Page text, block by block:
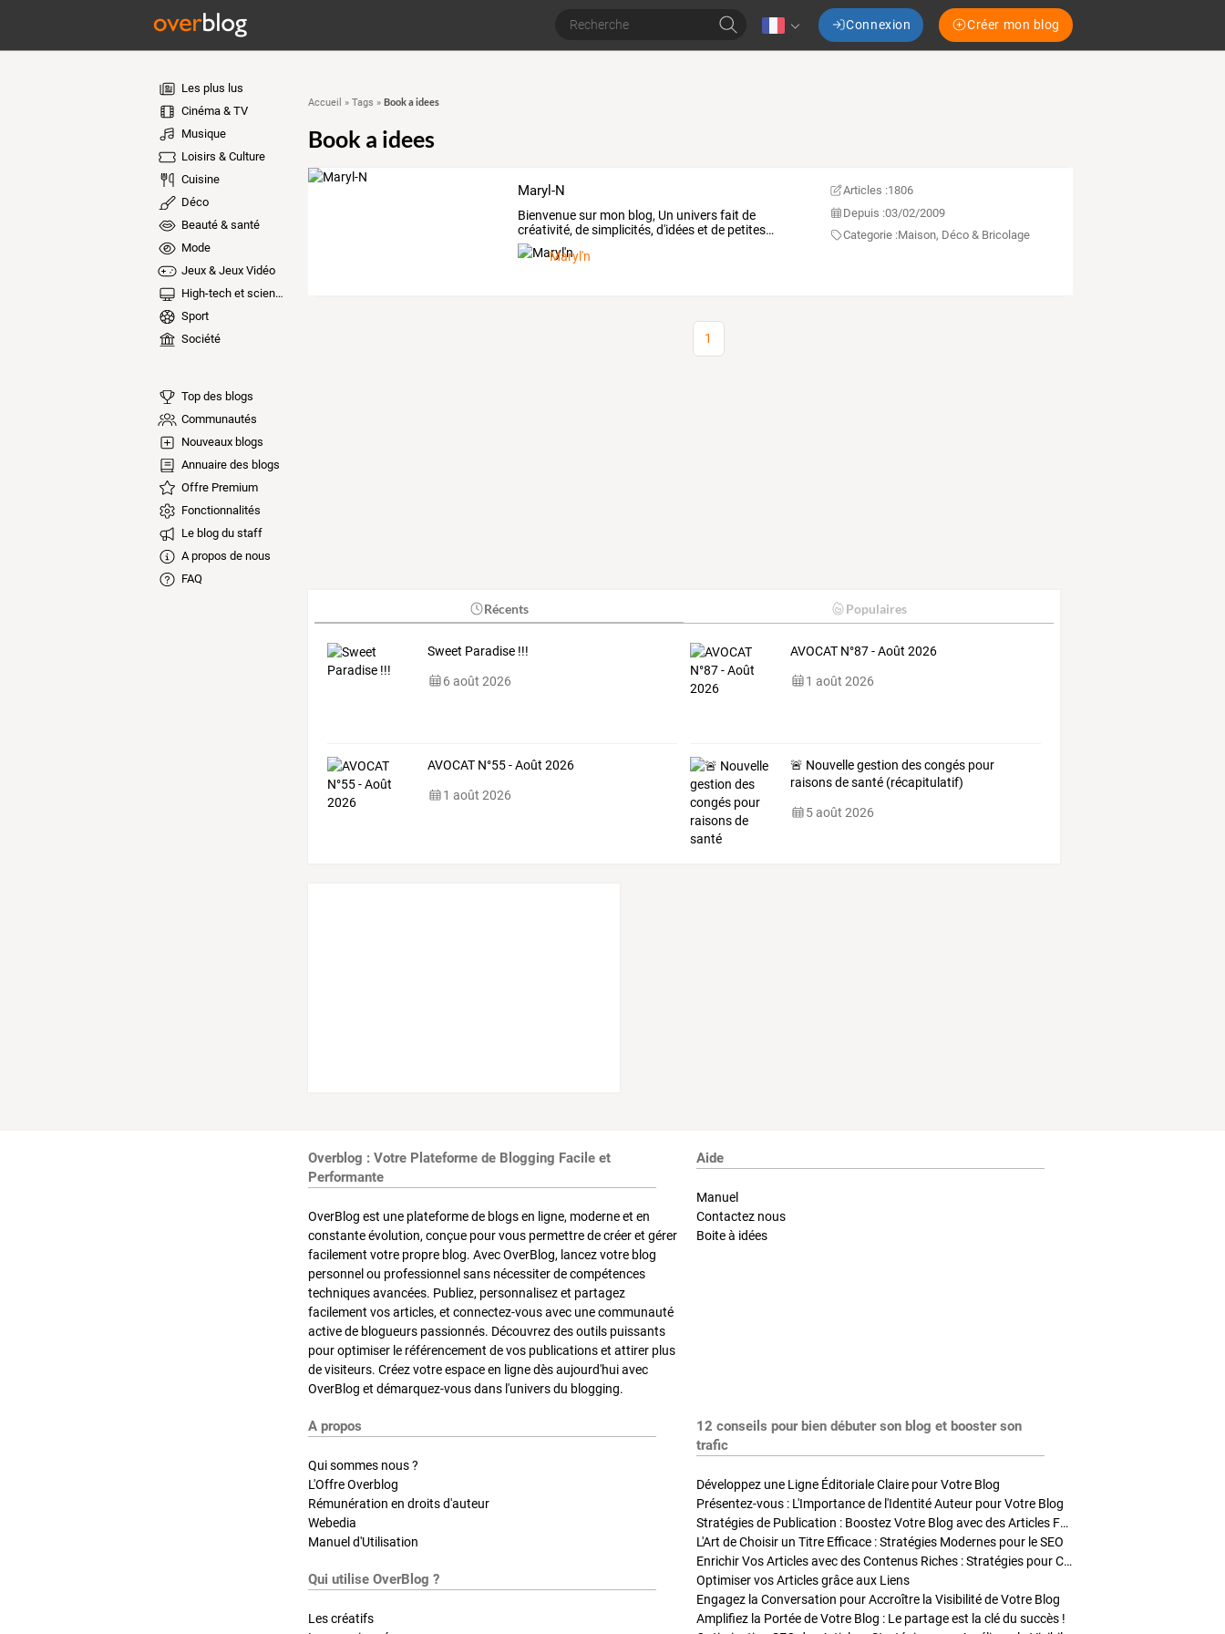
Connexion Créer mon blog
Les plus lus
Cinéma & TV
Musique
Loisirs & Culture
Cuisine
Déco
Beauté & santé
Mode
Jeux & Jeux Vidéo
High-tech et sciences
Sport
Société
Top des blogs
Communautés
Nouveaux blogs
Annuaire des blogs
Offre Premium
Fonctionnalités
Le blog du staff
A propos de nous
FAQ
Accueil » Tags » Book a idees
Book a idees
Maryl-N
Bienvenuesur mon blog, Un universfait de
créativité, desimplicités, d'idéeset de petites…
Maryl'n
Articles :1806
Depuis :03/02/2009
Categorie :Maison, Déco & Bricolage
1
Récents Populaires
Sweet Paradise !!!
6 août 2026
AVOCAT N°87 - Août 2026
1 août 2026
AVOCAT N°55 - Août 2026
1 août 2026
🚨 Nouvelle gestion des congés pour
raisons de santé (récapitulatif)
5 août 2026
Overblog : Votre Plateforme de Blogging Facile et
Performante
OverBlog est une plateforme de blogs en ligne, moderne et en
constante évolution, conçue pour vous permettre de créer et gérer
facilement votre propre blog. Avec OverBlog, lancez votre blog
personnel ou professionnel sans nécessiter de compétences
techniques avancées. Publiez, personnalisez et partagez
facilement vos articles, et connectez-vous avec une communauté
active de blogueurs passionnés. Découvrez des outils puissants
pour optimiser le référencement de vos publications et attirer plus
de visiteurs. Créez votre espace en ligne dès aujourd'hui avec
OverBlog et démarquez-vous dans l'univers du blogging.
Aide
Manuel
Contactez nous
Boite à idées
A propos
Qui sommes nous ?
L'Offre Overblog
Rémunération en droits d'auteur
Webedia
Manuel d'Utilisation
Qui utilise OverBlog ?
Les créatifs
12 conseils pour bien débuter son blog et booster son
trafic
Développez une Ligne Éditoriale Claire pour Votre Blog
Présentez-vous : L'Importance de l'Identité Auteur pour Votre Blog
Stratégies de Publication : Boostez Votre Blog avec des Articles Fréquents et Exclusifs
L'Art de Choisir un Titre Efficace : Stratégies Modernes pour le SEO
Enrichir Vos Articles avec des Contenus Riches : Stratégies pour Captiver et Optimiser
Optimiser vos Articles grâce aux Liens
Engagez la Conversation pour Accroître la Visibilité de Votre Blog
Amplifiez la Portée de Votre Blog : Le partage est la clé du succès !